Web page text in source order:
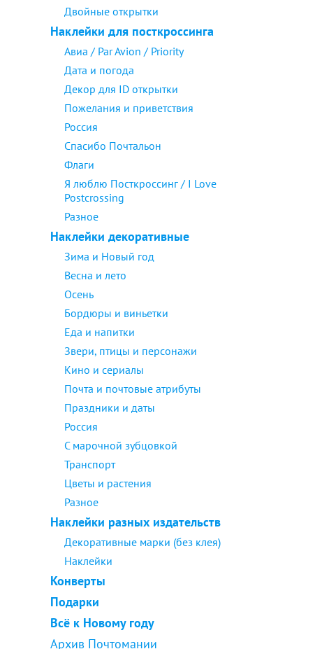
Двойные открытки
Наклейки для посткроссинга
Авиа / Par Avion / Priority
Дата и погода
Декор для ID открытки
Пожелания и приветствия
Россия
Спасибо Почтальон
Флаги
Я люблю Посткроссинг / I Love
Postcrossing
Разное
Наклейки декоративные
Зима и Новый год
Весна и лето
Осень
Бордюры и виньетки
Еда и напитки
Звери, птицы и персонажи
Кино и сериалы
Почта и почтовые атрибуты
Праздники и даты
Россия
С марочной зубцовкой
Транспорт
Цветы и растения
Разное
Наклейки разных издательств
Декоративные марки (без клея)
Наклейки
Конверты
Подарки
Всё к Новому году
Архив Почтомании